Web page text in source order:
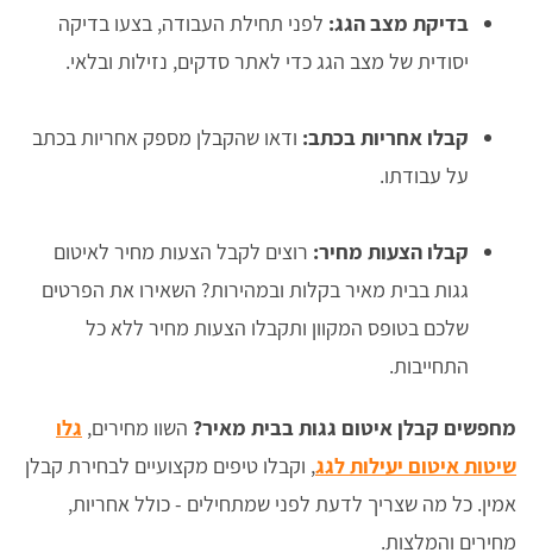
בדיקת מצב הגג: לפני תחילת העבודה, בצעו בדיקה
יסודית של מצב הגג כדי לאתר סדקים, נזילות ובלאי.
קבלו אחריות בכתב: ודאו שהקבלן מספק אחריות בכתב
על עבודתו.
קבלו הצעות מחיר: רוצים לקבל הצעות מחיר לאיטום
גגות בבית מאיר בקלות ובמהירות? השאירו את הפרטים
שלכם בטופס המקוון ותקבלו הצעות מחיר ללא כל
התחייבות.
מחפשים קבלן איטום גגות בבית מאיר? השוו מחירים, גלו
שיטות איטום יעילות לגג, וקבלו טיפים מקצועיים לבחירת קבלן
אמין. כל מה שצריך לדעת לפני שמתחילים - כולל אחריות,
מחירים והמלצות.